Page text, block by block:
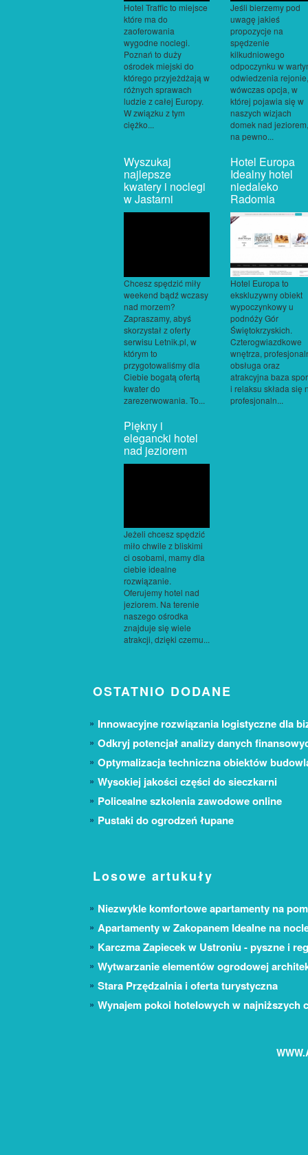
Hotel Traffic to miejsce
które ma do
zaoferowania
wygodne noclegi.
Poznań to duży
ośrodek miejski do
którego przyjeżdżają w
różnych sprawach
ludzie z całej Europy.
W związku z tym
ciężko...
Jeśli bierzemy pod
uwagę jakieś
propozycje na
spędzenie
kilkudniowego
odpoczynku w
odwiedzenia rejonie,
wówczas opcja, w
której pojawia się w
naszych wizjach
domek nad jeziorem,
na pewno...
Wyszukaj
najlepsze
kwatery i noclegi
w Jastarni
Chcesz spędzić miły
weekend bądź wczasy
nad morzem?
Zapraszamy, abyś
skorzystał z oferty
serwisu Letnik.pl, w
którym to
przygotowaliśmy dla
Ciebie bogatą ofertą
kwater do
zarezerwowania. To...
Hotel Europa
Idealny hotel
niedaleko
Radomia
Hotel Europa to
ekskluzywny obiekt
wypoczynkowy u
podnóży Gór
Świętokrzyskich.
Czterogwiazdkowe
wnętrza,
obsługa oraz
atrakcyjna baza
i relaksu składa się
profesjonaln...
Piękny i
elegancki hotel
nad jeziorem
Jeżeli chcesz spędzić
miło chwile z bliskimi
ci osobami, mamy dla
ciebie idealne
rozwiązanie.
Oferujemy hotel nad
jeziorem. Na terenie
naszego ośrodka
znajduje się wiele
atrakcji, dzięki czemu...
OSTATNIO DODANE
Innowacyjne rozwiązania logistyczne dla
Odkryj potencjał analizy danych
Optymalizacja techniczna obiektów
Wysokiej jakości części do sieczkarni
Policealne szkolenia zawodowe online
Pustaki do ogrodzeń łupane
Losowe artukuły
Niezwykle komfortowe apartamenty na
Apartamenty w Zakopanem Idealne na
Karczma Zapiecek w Ustroniu - pyszne i
Wytwarzanie elementów ogrodowej
Stara Przędzalnia i oferta turystyczna
Wynajem pokoi hotelowych w najniższych